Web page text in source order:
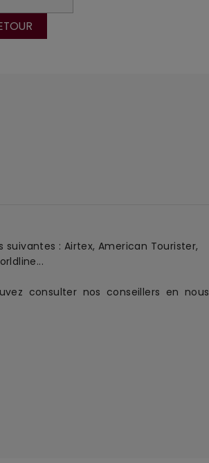
: Airtex, American Tourister,
consulter nos conseillers en nous